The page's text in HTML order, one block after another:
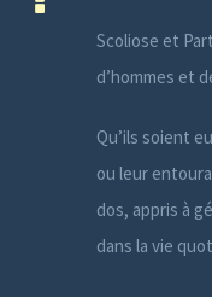
Scoliose et
d’hommes et
Qu’ils soient
ou leur
dos, appris à
dans la vie